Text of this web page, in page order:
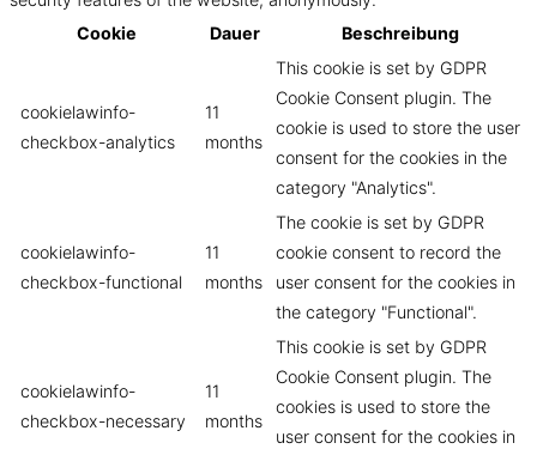
Cookie
Dauer Beschreibung
cookielawinfo-
checkbox-analytics
11
months
This cookie is set by GDPR
Cookie Consent plugin. The
cookie is used to store the user
consent for the cookies in the
category "Analytics".
cookielawinfo-
checkbox-functional
11
months
The cookie is set by GDPR
cookie consent to record the
user consent for the cookies in
the category "Functional".
cookielawinfo-
checkbox-necessary
11
months
This cookie is set by GDPR
Cookie Consent plugin. The
cookies is used to store the
user consent for the cookies in